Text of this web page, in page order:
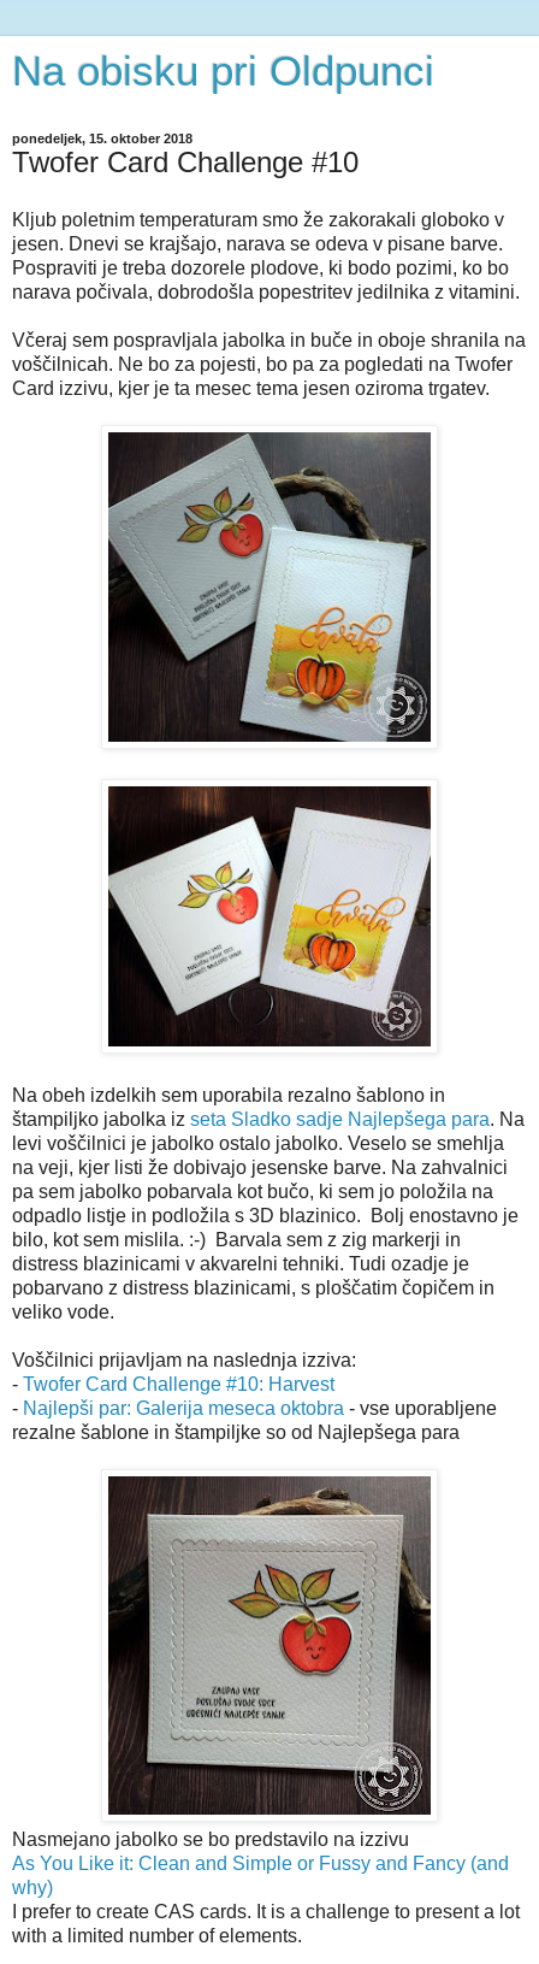
Na obisku pri Oldpunci
ponedeljek, 15. oktober 2018
Twofer Card Challenge #10
Kljub poletnim temperaturam smo že zakorakali globoko v
jesen. Dnevi se krajšajo, narava se odeva v pisane barve.
Pospraviti je treba dozorele plodove, ki bodo pozimi, ko bo
narava počivala, dobrodošla popestritev jedilnika z vitamini.
Včeraj sem pospravljala jabolka in buče in oboje shranila na
voščilnicah. Ne bo za pojesti, bo pa za pogledati na Twofer
Card izzivu, kjer je ta mesec tema jesen oziroma trgatev.
Na obeh izdelkih sem uporabila rezalno šablono in
štampiljko jabolka iz seta Sladko sadje Najlepšega para. Na
levi voščilnici je jabolko ostalo jabolko. Veselo se smehlja
na veji, kjer listi že dobivajo jesenske barve. Na zahvalnici
pa sem jabolko pobarvala kot bučo, ki sem jo položila na
odpadlo listje in podložila s 3D blazinico. Bolj enostavno je
bilo, kot sem mislila. :-) Barvala sem z zig markerji in
distress blazinicami v akvarelni tehniki. Tudi ozadje je
pobarvano z distress blazinicami, s ploščatim čopičem in
veliko vode.
Voščilnici prijavljam na naslednja izziva:
- Twofer Card Challenge #10: Harvest
- Najlepši par: Galerija meseca oktobra - vse uporabljene
rezalne šablone in štampiljke so od Najlepšega para
Nasmejano jabolko se bo predstavilo na izzivu
As You Like it: Clean and Simple or Fussy and Fancy (and
why)
I prefer to create CAS cards. It is a challenge to present a lot
with a limited number of elements.